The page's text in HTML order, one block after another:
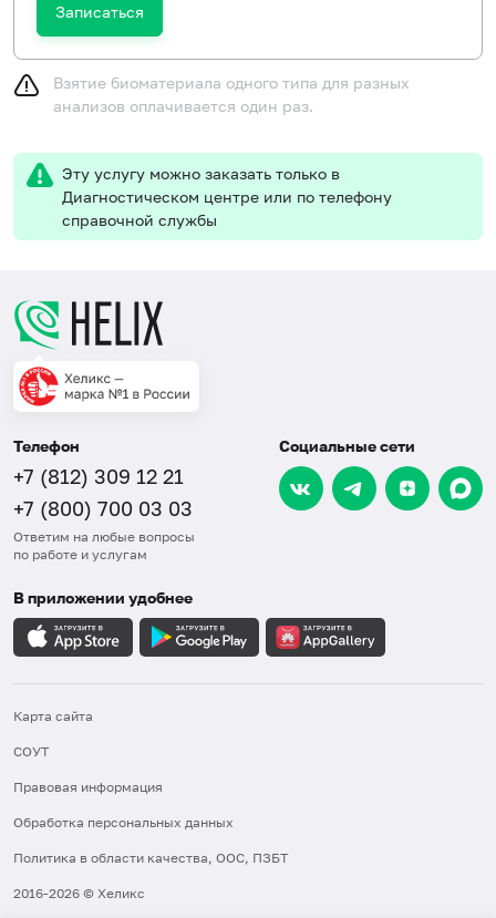
Записаться
Взятие биоматериала одного типа для разных
анализов оплачивается один раз.
Эту услугу можно заказать только в
Диагностическом центре или по телефону
справочной службы
Телефон
+7 (812) 309 12 21
+7 (800) 700 03 03
Ответим на любые вопросы
по работе и услугам
Социальные сети
В приложении удобнее
Карта сайта
СОУТ
Правовая информация
Обработка персональных данных
Политика в области качества, ООС, ПЗБТ
2016-2026 © Хеликс